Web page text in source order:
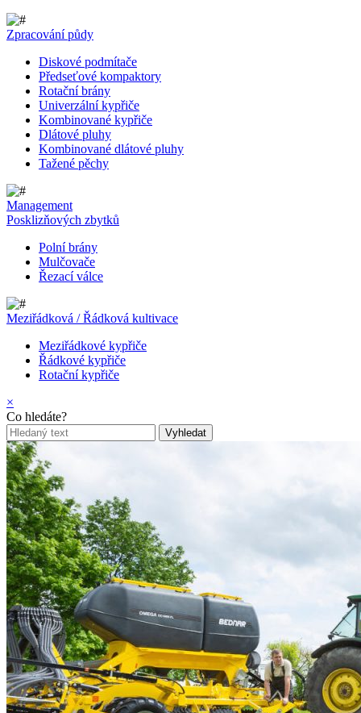
Zpracování půdy
Diskové podmítače
Předseťové kompaktory
Rotační brány
Univerzální kypřiče
Kombinované kypřiče
Dlátové pluhy
Kombinované dlátové pluhy
Tažené pěchy
Management
Posklizňových zbytků
Polní brány
Mulčovače
Řezací válce
Meziřádková / Řádková kultivace
Meziřádkové kypřiče
Řádkové kypřiče
Rotační kypřiče
×
Co hledáte?